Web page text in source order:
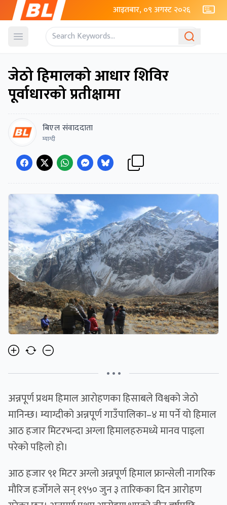
आइतबार, ०९ अगस्ट २०२६
Open menu
जेठो हिमालको आधार शिविर
पूर्वाधारको प्रतीक्षामा
बिएल संवाददाता
म्याग्दी
• • •
अन्नपूर्ण प्रथम हिमाल आरोहणका हिसाबले विश्वको जेठो
मानिन्छ। म्याग्दीको अन्नपूर्ण गाउँपालिका–४ मा पर्ने यो हिमाल
आठ हजार मिटरभन्दा अग्ला हिमालहरुमध्ये मानव पाइला
परेको पहिलो हो।
आठ हजार ९१ मिटर अग्लो अन्नपूर्ण हिमाल फ्रान्सेली नागरिक
मौरिज हर्जोगले सन् १९५० जुन ३ तारिकका दिन आरोहण